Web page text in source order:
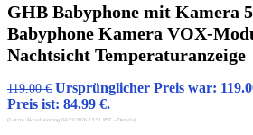
GHB Babyphone mit Kamera
Babyphone Kamera VOX-
Nachtsicht Temperaturanzeige
119.00€ Ursprünglicher Preis war:
Preis ist: 84.99 €.
(Letzte Aktualisierung 04/23/2026 13:51 PST - Details)